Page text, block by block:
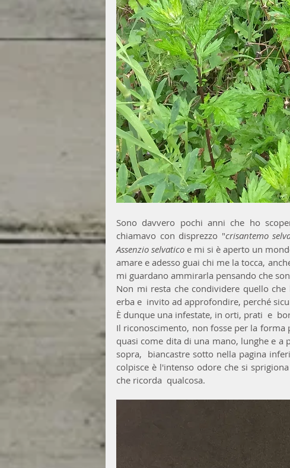
Sono davvero pochi anni che ho
chiamavo con disprezzo "crisantemo
Assenzio selvatico e mi si è aperto un
amare e adesso guai chi me la tocca,
mi guardano ammirarla pensando che
Non mi resta che condividere quello
erba e  invito ad approfondire, perché
È dunque una infestate, in orti, prati  e
Il riconoscimento, non fosse per la
quasi come dita di una mano, lunghe e a
sopra,  biancastre sotto nella pagina
colpisce è l'intenso odore che si
che ricorda  qualcosa.